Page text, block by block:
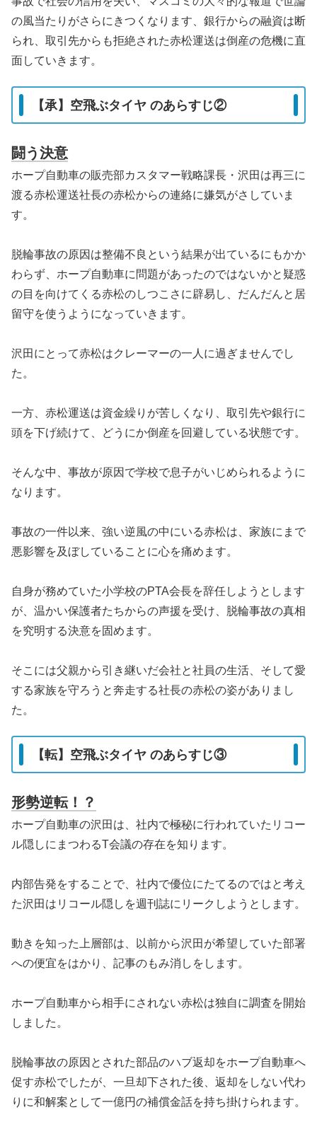
の風当たりがさらにきつくなります、銀行からの融資は断
られ、取引先からも拒絶された赤松運送は倒産の危機に直
面していきます。
【承】空飛ぶタイヤ のあらすじ②
闘う決意
ホープ自動車の販売部カスタマー戦略課長・沢田は再三に
渡る赤松運送社長の赤松からの連絡に嫌気がさしていま
す。
脱輪事故の原因は整備不良という結果が出ているにもかか
わらず、ホープ自動車に問題があったのではないかと疑惑
の目を向けてくる赤松のしつこさに辟易し、だんだんと居
留守を使うようになっていきます。
沢田にとって赤松はクレーマーの一人に過ぎませんでし
た。
一方、赤松運送は資金繰りが苦しくなり、取引先や銀行に
頭を下げ続けて、どうにか倒産を回避している状態です。
そんな中、事故が原因で学校で息子がいじめられるように
なります。
事故の一件以来、強い逆風の中にいる赤松は、家族にまで
悪影響を及ぼしていることに心を痛めます。
自身が務めていた小学校のPTA会長を辞任しようとします
が、温かい保護者たちからの声援を受け、脱輪事故の真相
を究明する決意を固めます。
そこには父親から引き継いだ会社と社員の生活、そして愛
する家族を守ろうと奔走する社長の赤松の姿がありまし
た。
【転】空飛ぶタイヤ のあらすじ③
形勢逆転！？
ホープ自動車の沢田は、社内で極秘に行われていたリコー
ル隠しにまつわるT会議の存在を知ります。
内部告発をすることで、社内で優位にたてるのではと考え
た沢田はリコール隠しを週刊誌にリークしようとします。
動きを知った上層部は、以前から沢田が希望していた部署
への便宜をはかり、記事のもみ消しをします。
ホープ自動車から相手にされない赤松は独自に調査を開始
しました。
脱輪事故の原因とされた部品のハブ返却をホープ自動車へ
促す赤松でしたが、一旦却下された後、返却をしない代わ
りに和解案として一億円の補償金話を持ち掛けられます。